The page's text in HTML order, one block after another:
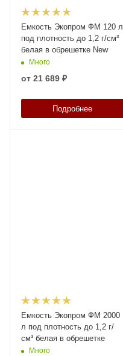
Емкость Экопром ФМ 120 л
под плотность до 1,2 г/см³
белая в обрешетке New
Много
от 21 689 ₽
Подробнее
Емкость Экопром ФМ 2000
л под плотность до 1,2 г/
см³ белая в обрешетке
Много